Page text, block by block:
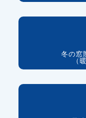
冬の窓
（